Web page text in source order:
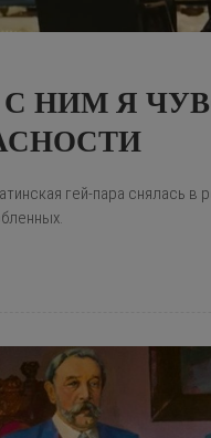
НИМ Я
гей-пара снялась